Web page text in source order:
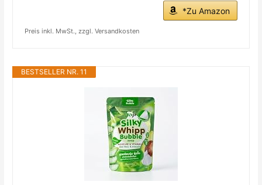
*Zu Amazon
Preis inkl. MwSt., zzgl. Versandkosten
BESTSELLER NR. 11